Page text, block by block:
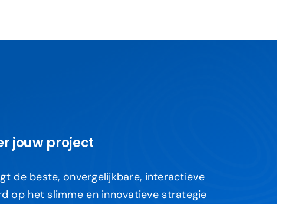
jouw project
de beste, onvergelijkbare, interactieve
op het slimme en innovatieve strategie